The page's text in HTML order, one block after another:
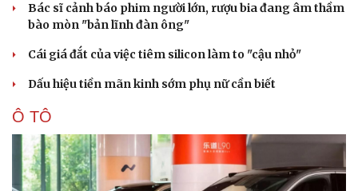
Bác sĩ cảnh báo phim người lớn, rượu bia đang âm thầm
bào mòn "bản lĩnh đàn ông"
Cái giá đắt của việc tiêm silicon làm to "cậu nhỏ"
Dấu hiệu tiền mãn kinh sớm phụ nữ cần biết
Ô TÔ